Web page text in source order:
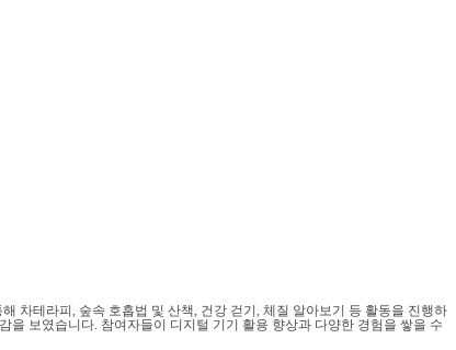
차테라피, 숲속 호흡법 및 산책, 건강 걷기, 체질 알아보기 등 활동을 진행하
보였습니다. 참여자들이 디지털 기기 활용 향상과 다양한 경험을 쌓을 수